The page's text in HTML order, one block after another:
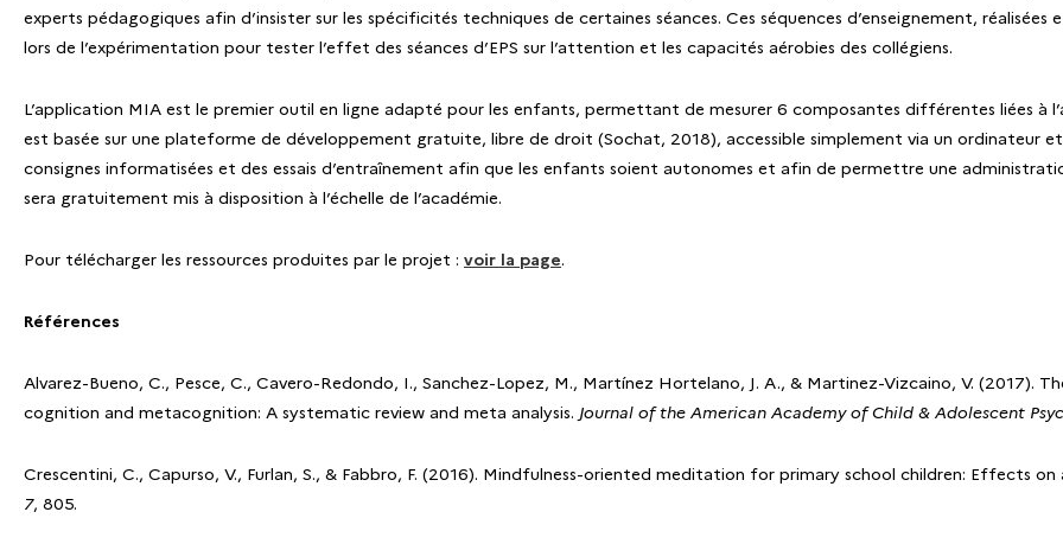
experts pédagogiques afin d’insister sur les spécificités techniques de certaines séances. Ces séquences d’enseignement,
lors de l’expérimentation pour tester l’effet des séances d’EPS sur l’attention et les capacités aérobies des collégiens.
L’application MIA est le premier outil en ligne adapté pour les enfants, permettant de mesurer 6 composantes différentes liées à
est basée sur une plateforme de développement gratuite, libre de droit (Sochat, 2018), accessible simplement via un ordinateur
consignes informatisées et des essais d’entraînement afin que les enfants soient autonomes et afin de permettre une
sera gratuitement mis à disposition à l’échelle de l’académie.
Pour télécharger les ressources produites par le projet : voir la page.
Références
Alvarez-Bueno, C., Pesce, C., Cavero-Redondo, I., Sanchez-Lopez, M., Martínez Hortelano, J. A., & Martinez-Vizcaino, V. (2017).
cognition and metacognition: A systematic review and meta analysis. Journal of the American Academy of Child & Adolescent
Crescentini, C., Capurso, V., Furlan, S., & Fabbro, F. (2016). Mindfulness-oriented meditation for primary school children: Effects
7, 805.